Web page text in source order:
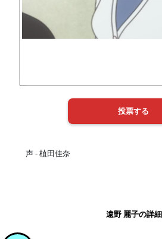
声 - 植田佳奈
遠野 麗子の詳